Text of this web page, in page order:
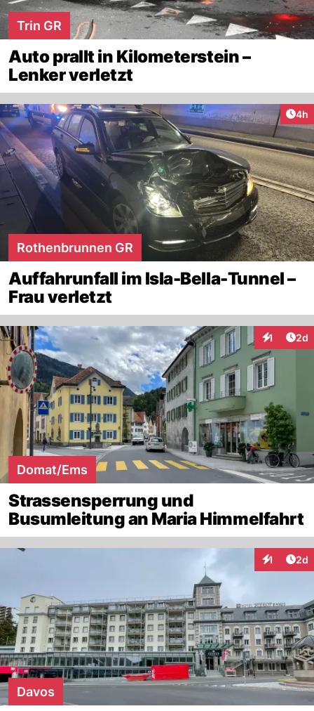
Trin GR
Auto prallt in Kilometerstein –
Lenker verletzt
4h
Rothenbrunnen GR
Auffahrunfall im Isla-Bella-Tunnel –
Frau verletzt
1 2d
Domat/Ems
Strassensperrung und
Busumleitung an Maria Himmelfahrt
1 2d
Davos